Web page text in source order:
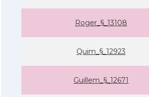
Roger_§_13108
Quim_§_12923
Guillem_§_12671